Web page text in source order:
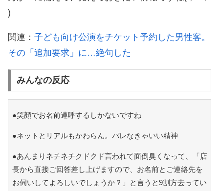
)
関連： 子ども向け公演をチケット予約した男性客。
その「追加要求」に…絶句した
みんなの反応
●笑顔でお名前連呼するしかないですね
●ネットとリアルもかわらん。バレなきゃいい精神
●あんまりネチネチクドクド言われて面倒臭くなって、「店
長から直接ご回答差し上げますので、お名前とご連絡先を
お伺いしてよろしいでしょうか？」と言うと9割方去ってい